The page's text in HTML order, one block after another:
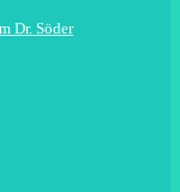
Dr. Söder